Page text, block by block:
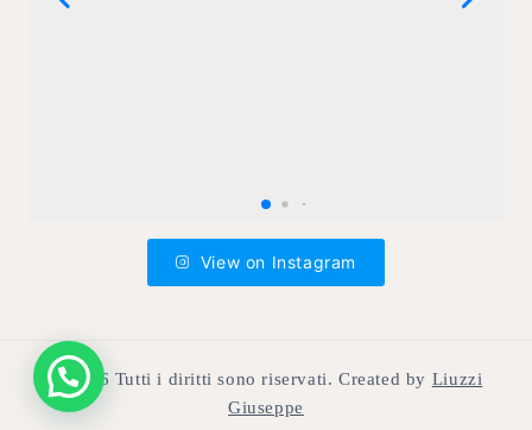
View on Instagram
© 2026 Tutti i diritti sono riservati. Created by Liuzzi
Giuseppe